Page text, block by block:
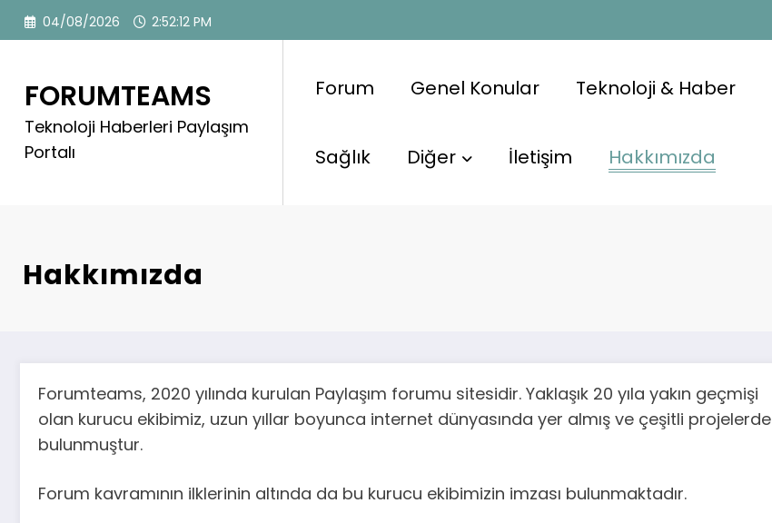
İçeriğe
atla
04/08/2026 2:52:12 PM
FORUMTEAMS
Teknoloji Haberleri Paylaşım
Portalı
Forum Genel Konular Teknoloji & Haber
Sağlık Diğer İletişim Hakkımızda
Hakkımızda
Forumteams, 2020 yılında kurulan Paylaşım forumu sitesidir. Yaklaşık 20 yıla yakın geçmişi
olan kurucu ekibimiz, uzun yıllar boyunca internet dünyasında yer almış ve çeşitli projelerde
bulunmuştur.
Forum kavramının ilklerinin altında da bu kurucu ekibimizin imzası bulunmaktadır.